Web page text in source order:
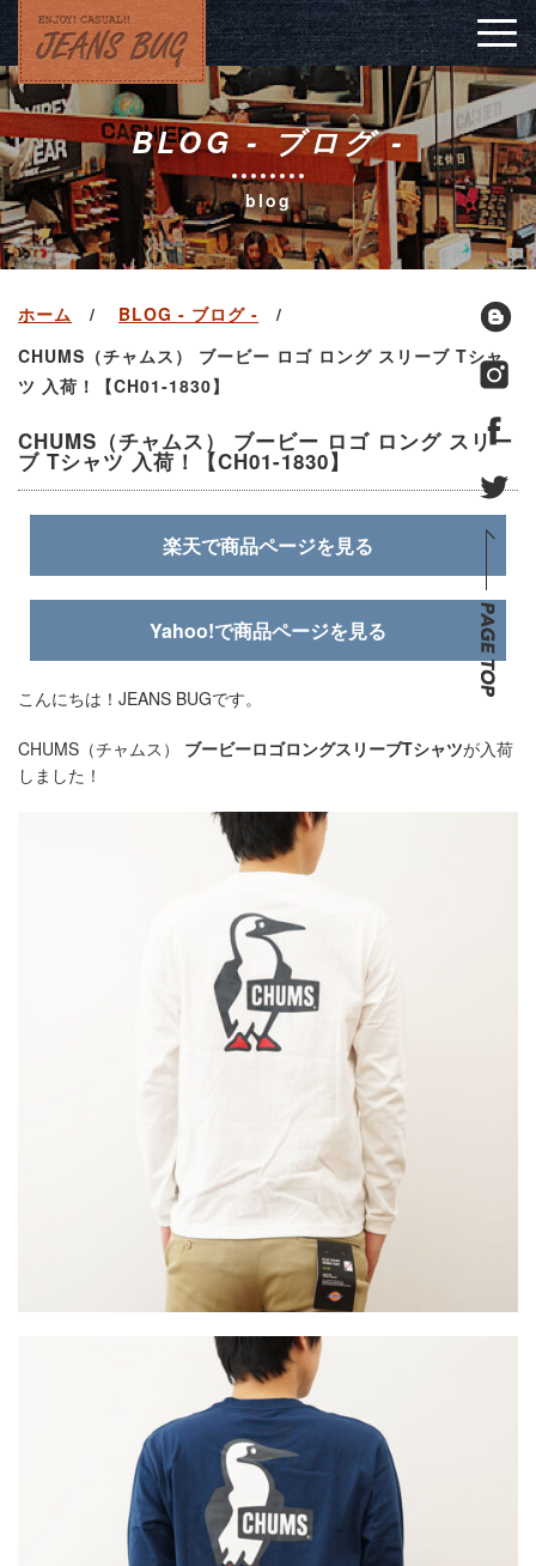
BLOG - ブログ -
blog
ホーム
BLOG - ブログ -
CHUMS（チャムス） ブービー ロゴ ロング スリーブ Tシャ
ツ 入荷！【CH01-1830】
CHUMS（チャムス） ブービー ロゴ ロング スリー
ブ Tシャツ 入荷！【CH01-1830】
楽天で商品ページを見る
Yahoo!で商品ページを見る
こんにちは！JEANS BUGです。
CHUMS（チャムス） ブービーロゴロングスリーブTシャツが入荷
しました！